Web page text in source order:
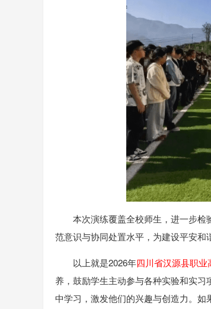
本次演练覆盖全校师生，进一步
范意识与协同处置水平，为建设平安和
以上就是2026年四川省汉源县职业
养，鼓励学生主动参与各种实验和实
中学习，激发他们的兴趣与创造力。如